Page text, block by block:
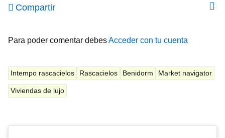
Compartir
Para poder comentar debesAcceder con tu cuenta
Intempo rascacielos Rascacielos Benidorm Market navigator
Viviendas de lujo